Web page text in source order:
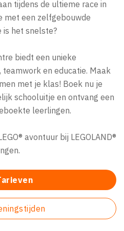
tijdens de ultieme race in
met een zelfgebouwde
is het snelste?
biedt een unieke
en educatie. Maak
met je klas! Boek nu je
schooluitje en ontvang een
leerlingen.
avontuur bij LEGOLAND®